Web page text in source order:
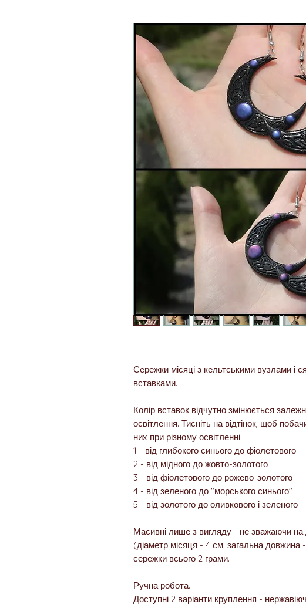
Сережки місяці з кельтськими вузлами і
вставками.
Колір вставок відчутно змінюється
освітлення. Тисніть на відтінок, щоб
них при різному освітленні.
1 - від глибокого синього до фіолетового
2 - від мідного до жовто-золотого
3 - від фіолетового до рожево-золотого
4 - від зеленого до "морського синього"
5 - від золотого до оливкового і зеленого
Масивні лише з вигляду - не зважаючи на
(діаметр місяця - 4 см, загальна довжина
сережки всього 2 грами.
Ручна робота.
Доступні 2 варіанти круплення -